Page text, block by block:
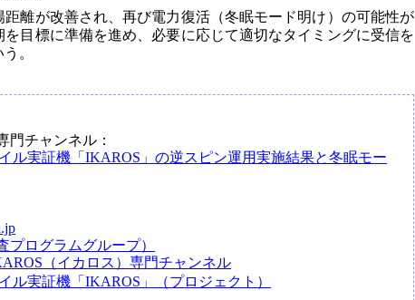
離が改善され、再び電力復活（冬眠モード明け）の可能性が
目標に準備を進め、必要に応じて適切なタイミングに受信を
。
門チャンネル：
ル実証機「IKAROS」の逆スピン運用実施結果と冬眠モー
プログラムグループ）
（イカロス）専門チャンネル
ル実証機「IKAROS」（プロジェクト）